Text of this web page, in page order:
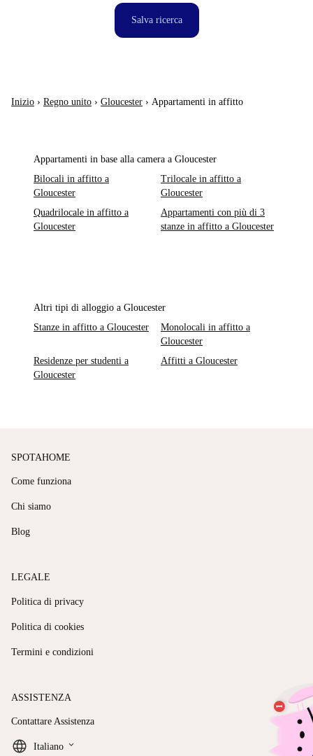
Salva ricerca
Inizio › Regno unito › Gloucester › Appartamenti in affitto
Appartamenti in base alla camera a Gloucester
Bilocali in affitto a
Gloucester
Trilocale in affitto a
Gloucester
Quadrilocale in affitto a
Gloucester
Appartamenti con più di 3
stanze in affitto a Gloucester
Altri tipi di alloggio a Gloucester
Stanze in affitto a Gloucester
Monolocali in affitto a
Gloucester
Residenze per studenti a
Gloucester
Affitti a Gloucester
SPOTAHOME
Come funziona
Chi siamo
Blog
LEGALE
Politica di privacy
Politica di cookies
Termini e condizioni
ASSISTENZA
Contattare Assistenza
Italiano keyboard_arrow_down